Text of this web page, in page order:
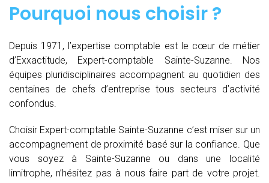
Pourquoi nous choisir ?
Depuis 1971, l’expertise comptable est le cœur de métier
d’Exxactitude, Expert-comptable Sainte-Suzanne. Nos
équipes pluridisciplinaires accompagnent au quotidien des
centaines de chefs d’entreprise tous secteurs d’activité
confondus.
Choisir Expert-comptable Sainte-Suzanne c’est miser sur un
accompagnement de proximité basé sur la confiance. Que
vous soyez à Sainte-Suzanne ou dans une localité
limitrophe, n’hésitez pas à nous faire part de votre projet.